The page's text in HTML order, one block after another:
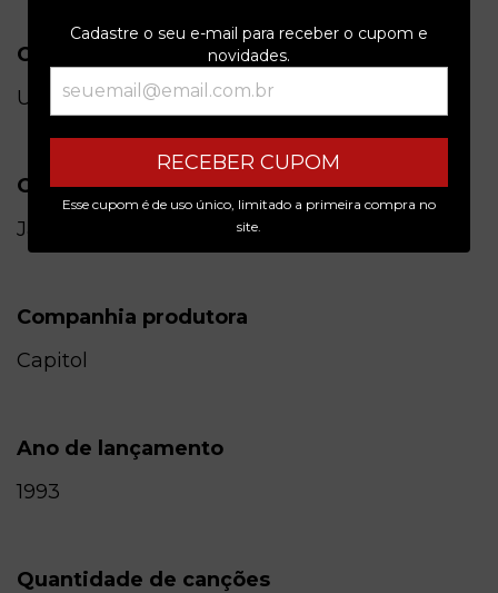
Cadastre o seu e-mail para receber o cupom e
novidades.
RECEBER CUPOM
Esse cupom é de uso único, limitado a primeira compra no
site.
Condição do item
Usado
Origem
Japão
Companhia produtora
Capitol
Ano de lançamento
1993
Quantidade de canções